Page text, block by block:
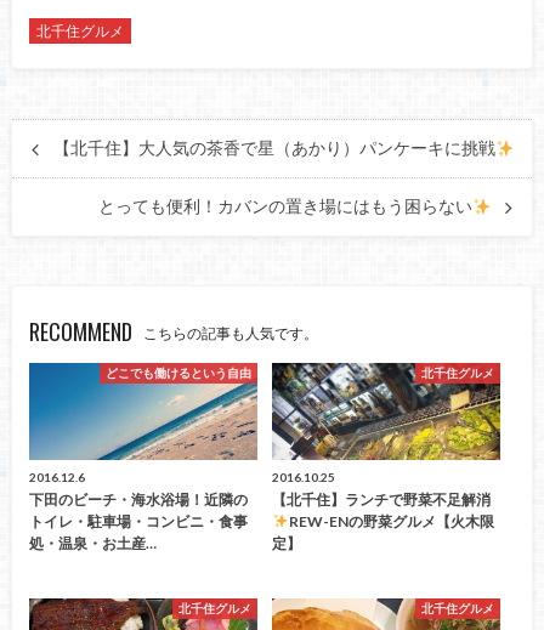
北千住グルメ
【北千住】大人気の茶香で星（あかり）パンケーキに挑戦
とっても便利！カバンの置き場にはもう困らない
RECOMMEND こちらの記事も人気です。
どこでも働けるという自由
2016.12.6
下田のビーチ・海水浴場！近隣の
トイレ・駐車場・コンビニ・食事
処・温泉・お土産…
北千住グルメ
2016.10.25
【北千住】ランチで野菜不足解消
REW-ENの野菜グルメ【火木限
定】
北千住グルメ 北千住グルメ